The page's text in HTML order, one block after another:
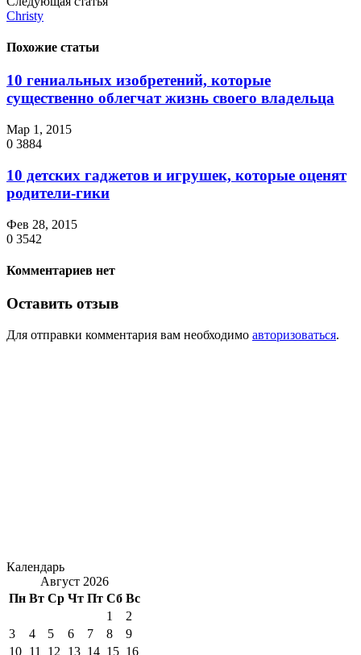
Christy
Похожие статьи
10 гениальных изобретений, которые
существенно облегчат жизнь своего владельца
Мар 1, 2015
0 3884
10 детских гаджетов и игрушек, которые оценят
родители-гики
Фев 28, 2015
0 3542
Комментариев нет
Оставить отзыв
Для отправки комментария вам необходимо авторизоваться.
Календарь
Август 2026
Пн Вт Ср Чт Пт Сб Вс
1
2
3
4 5 6 7 8
9
10 11 12 13 14 15 16